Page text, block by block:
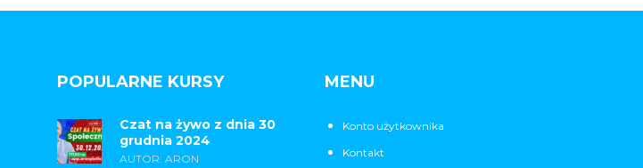
POPULARNE KURSY
Czat na żywo z dnia 30
grudnia 2024
AUTOR: ARON
MENU
Konto użytkownika
Kontakt